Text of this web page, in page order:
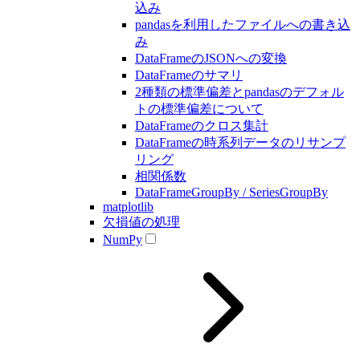
込み
pandasを利用したファイルへの書き込
み
DataFrameのJSONへの変換
DataFrameのサマリ
2種類の標準偏差とpandasのデフォル
トの標準偏差について
DataFrameのクロス集計
DataFrameの時系列データのリサンプ
リング
相関係数
DataFrameGroupBy / SeriesGroupBy
matplotlib
欠損値の処理
NumPy